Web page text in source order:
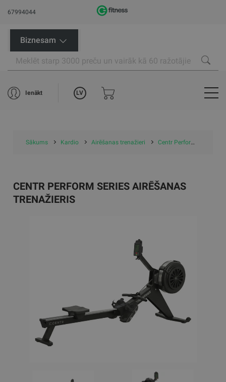
67994044
Biznesam
Ienākt LV
Sākums Kardio Airēšanas trenažieri Centr Perform Series Airēšanas Trenažieris
CENTR PERFORM SERIES AIRĒŠANAS
TRENAŽIERIS